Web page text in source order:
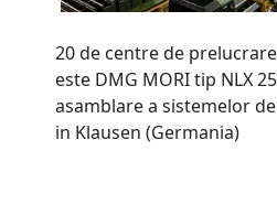
20 de centre de
este DMG MORI tip NLX
asamblare a sistemelor
in Klausen (Germania)